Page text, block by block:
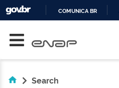
COMUNICA BR
Search